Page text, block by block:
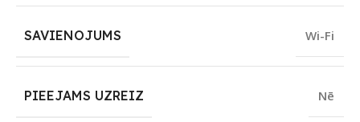
SAVIENOJUMS Wi-Fi
PIEEJAMS UZREIZ Nē